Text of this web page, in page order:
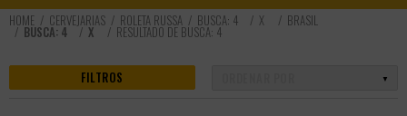
CERVEJARIAS ROLETA RUSSA BUSCA: 4 X BRASIL
BUSCA: 4 X RESULTADO DE BUSCA: 4
FILTROS